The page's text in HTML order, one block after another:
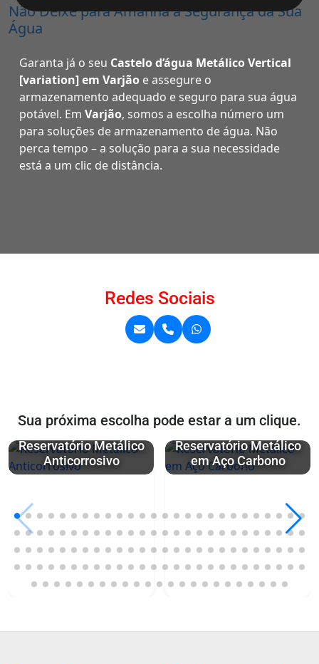
Não Deixe para Amanhã a Segurança da Sua
Água
Garanta já o seu Castelo d’água Metálico Vertical
[variation] em Varjão e assegure o
armazenamento adequado e seguro para sua água
potável. Em Varjão, somos a escolha número um
para soluções de armazenamento de água. Não
perca tempo – a solução para a sua necessidade
está a um clic de distância.
Redes Sociais
Sua próxima escolha pode estar a um clique.
Reservatório Metálico
Anticorrosivo
Reservatório Metálico
em Aço Carbono